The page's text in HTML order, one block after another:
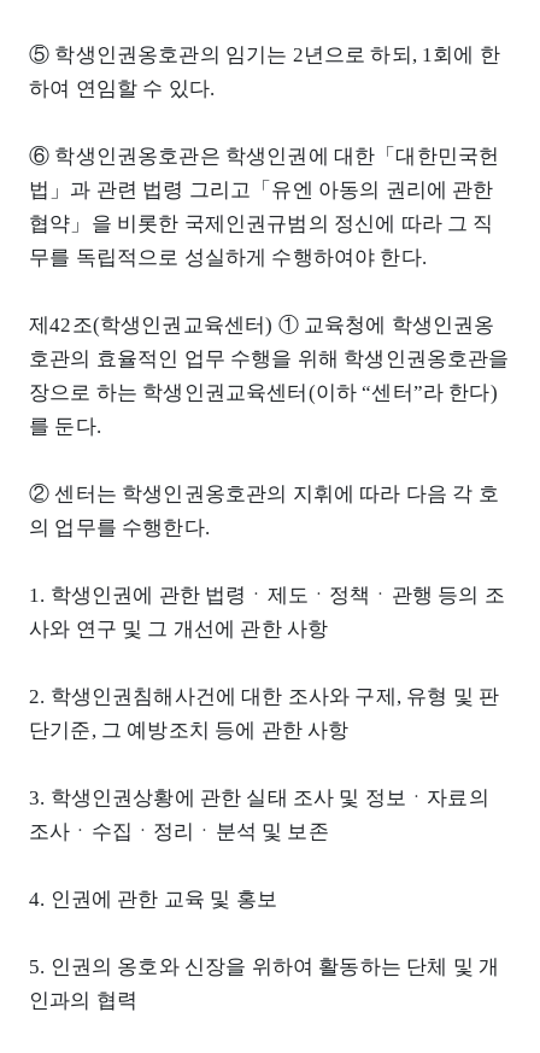
⑤ 학생인권옹호관의 임기는 2년으로 하되, 1회에 한
하여 연임할 수 있다.
⑥ 학생인권옹호관은 학생인권에 대한「대한민국헌
법」과 관련 법령 그리고「유엔 아동의 권리에 관한
협약」을 비롯한 국제인권규범의 정신에 따라 그 직
무를 독립적으로 성실하게 수행하여야 한다.
제42조(학생인권교육센터) ① 교육청에 학생인권옹
호관의 효율적인 업무 수행을 위해 학생인권옹호관을
장으로 하는 학생인권교육센터(이하 “센터”라 한다)
를 둔다.
② 센터는 학생인권옹호관의 지휘에 따라 다음 각 호
의 업무를 수행한다.
1. 학생인권에 관한 법령ㆍ제도ㆍ정책ㆍ관행 등의 조
사와 연구 및 그 개선에 관한 사항
2. 학생인권침해사건에 대한 조사와 구제, 유형 및 판
단기준, 그 예방조치 등에 관한 사항
3. 학생인권상황에 관한 실태 조사 및 정보ㆍ자료의
조사ㆍ수집ㆍ정리ㆍ분석 및 보존
4. 인권에 관한 교육 및 홍보
5. 인권의 옹호와 신장을 위하여 활동하는 단체 및 개
인과의 협력